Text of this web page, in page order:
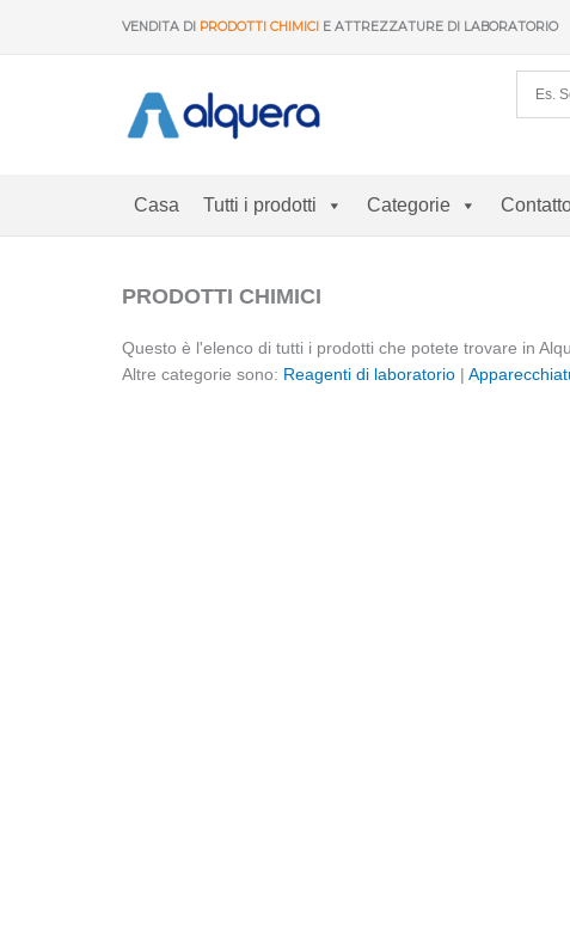
VENDITA DI PRODOTTI CHIMICI E ATTREZZATURE DI LABORATORIO
Casa Tutti i prodotti Categorie
PRODOTTI CHIMICI
Questo è l'elenco di tutti i prodotti che potete trovare in
Altre categorie sono: Reagenti di laboratorio |